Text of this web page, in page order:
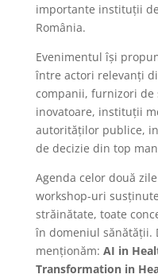
importante instituții
România.
Evenimentul își
între actori relevanți
companii, furnizori
inovatoare, instituții
autorităților publice,
de decizie din top
Agenda celor două
workshop-uri
străinătate, toate
în domeniul sănătății.
menționăm: AI in
Transformation in